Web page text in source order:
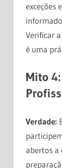
exceções
Verificar
é uma
Mito
Verdade:
abertos a